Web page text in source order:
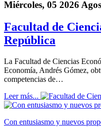
Miércoles, 05 2026
Facultad de
República
La Facultad de Ciencias
Economía, Andrés Gómez,
competencias de…
Leer más...
Con entusiasmo y nuevos